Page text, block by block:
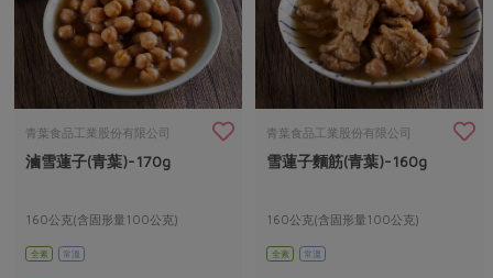
青葉食品工業股份有限公司
滷雪蓮子(青葉)-170g
160公克(含固形量100公克)
全素 常溫
青葉食品工業股份有限公司
雪蓮子麵筋(青葉)-160g
160公克(含固形量100公克)
全素 常溫